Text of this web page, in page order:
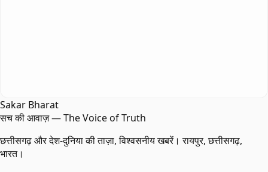
Sakar Bharat
सच की आवाज़ — The Voice of Truth
छत्तीसगढ़ और देश-दुनिया की ताज़ा, विश्वसनीय खबरें। रायपुर, छत्तीसगढ़,
भारत।